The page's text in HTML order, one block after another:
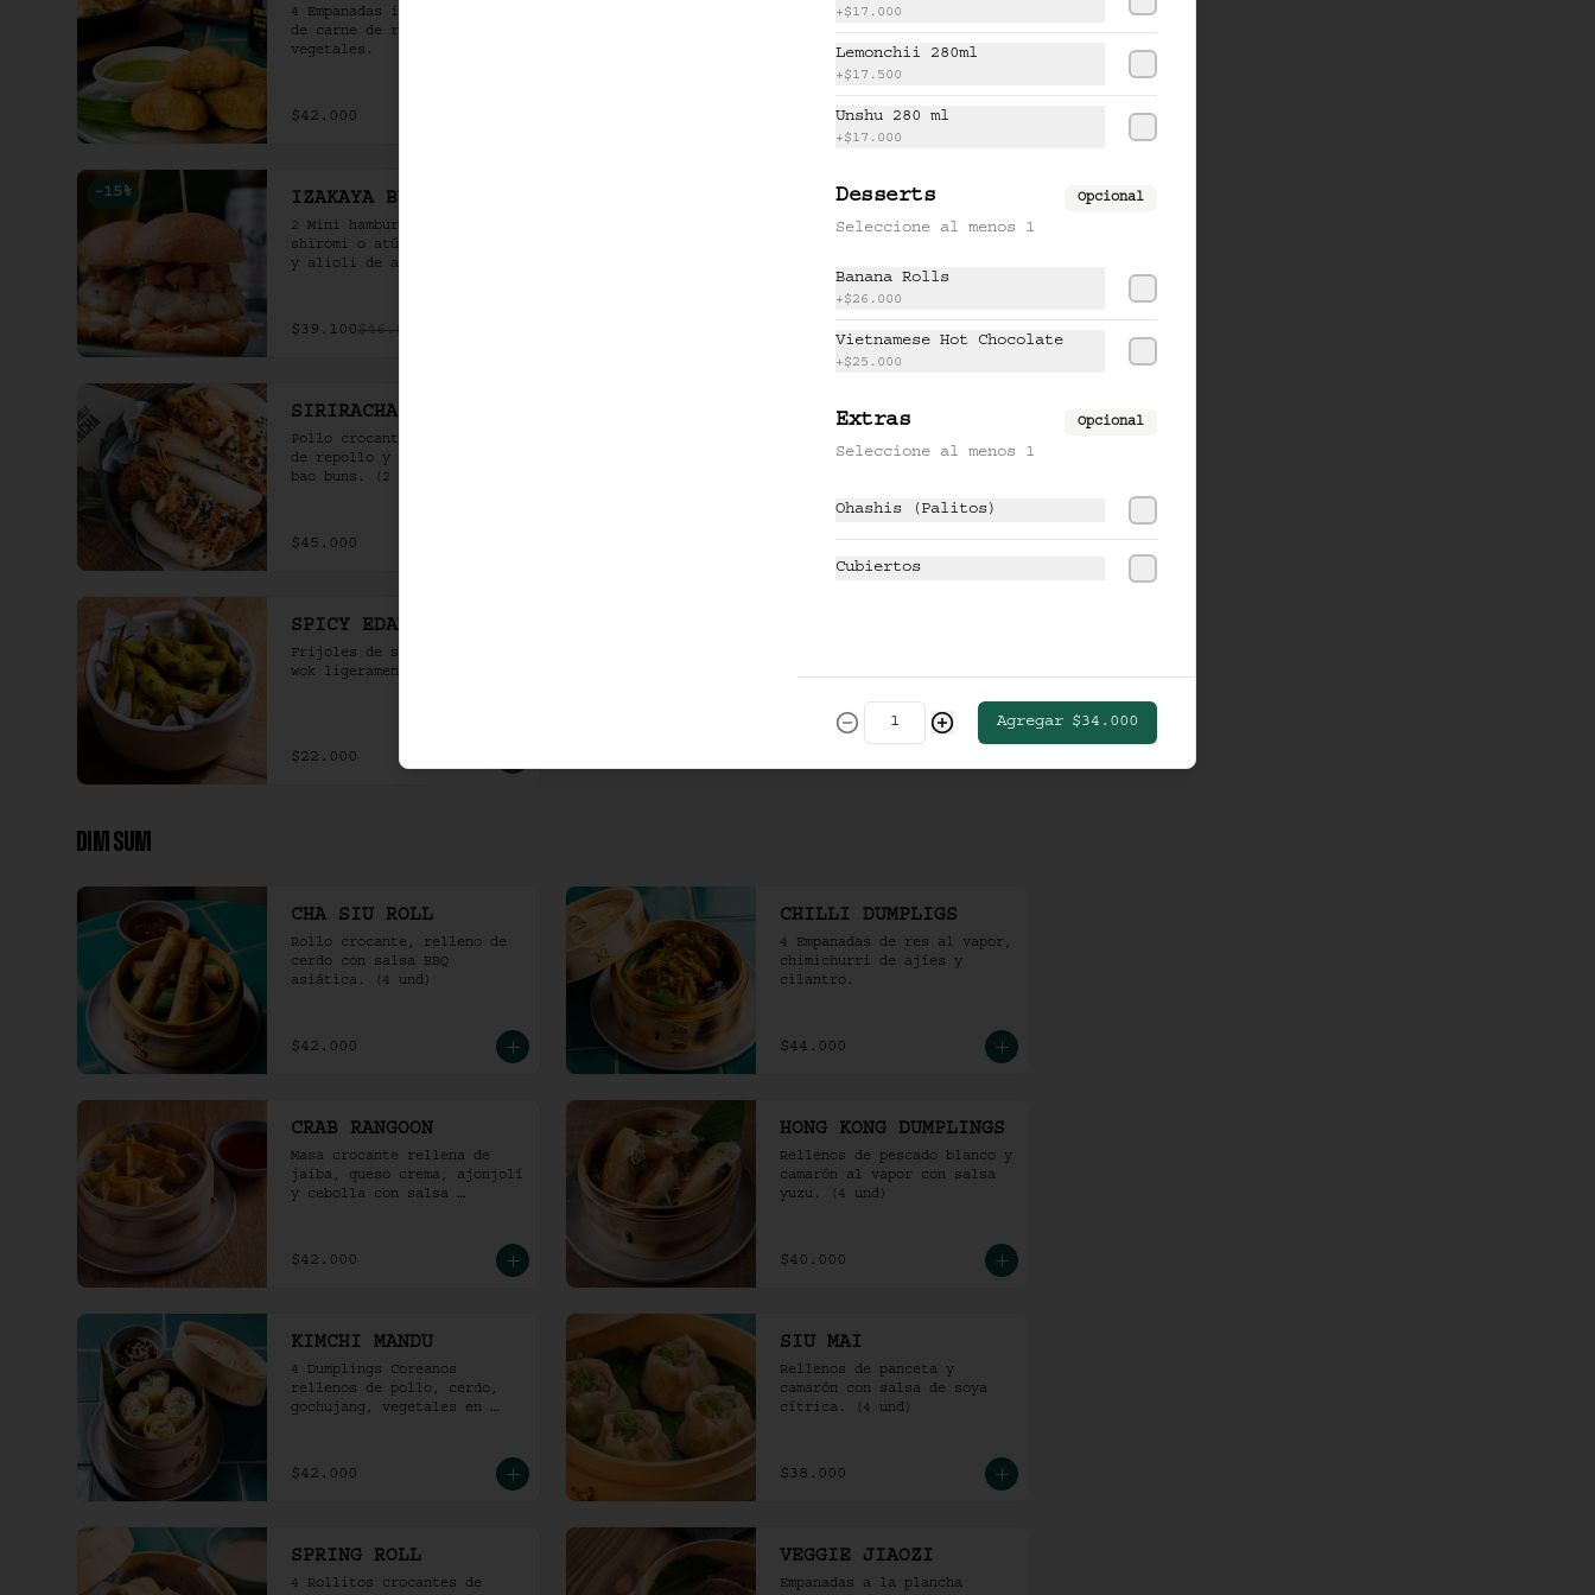
4 Empanadas indias rellenas
de carne de res al curry y
vegetales.
$42.000
Costillas de cerdo
glaseadas, kimchi, salsa BBQ
coreana, ajonjolí y negi.
$58.500
-15 % IZAKAYA BURGERS
2 Mini hamburguesas de
shiromi o atún a la parrilla
y alioli de ajo crocante en
$39.100$46.000
KO SHRIMP TEMPURA
Camarones crocantes con miel
$49.000
SIRIRACHA CHICKEN
Pollo crocante con ensalada
de repollo y mayo picante en
bao buns. (2 und)
$45.000
SMOKED VEGGIE
vegetales ahumados, salsa de
$36.000
SPICY EDAMAME
Frijoles de soya en vaina al
wok ligeramente picantes.
$22.000
DIM SUM
CHA SIU ROLL
Rollo crocante, relleno de
cerdo con salsa BBQ
asiática. (4 und)
$42.000
CHILLI DUMPLIGS
4 Empanadas de res al vapor,
chimichurri de ajíes y
cilantro.
$44.000
CRAB RANGOON
Masa crocante rellena de
jaiba, queso crema, ajonjolí
y cebolla con salsa
$42.000
HONG KONG DUMPLINGS
Rellenos de pescado blanco y
camarón al vapor con salsa
yuzu. (4 und)
$40.000
KIMCHI MANDU
4 Dumplings Coreanos
rellenos de pollo, cerdo,
gochujang, vegetales en
$42.000
SIU MAI
Rellenos de panceta y
camarón con salsa de soya
cítrica. (4 und)
$38.000
SPRING ROLL
4 Rollitos crocantes de
VEGGIE JIAOZI
Empanadas a la plancha
+$17.000
Lemonchii 280ml
+$17.500
Unshu 280 ml
+$17.000
Desserts Opcional
Seleccione al menos 1
Banana Rolls
+$26.000
Vietnamese Hot Chocolate
+$25.000
Extras Opcional
Seleccione al menos 1
Ohashis (Palitos)
Cubiertos
Agregar $34.000